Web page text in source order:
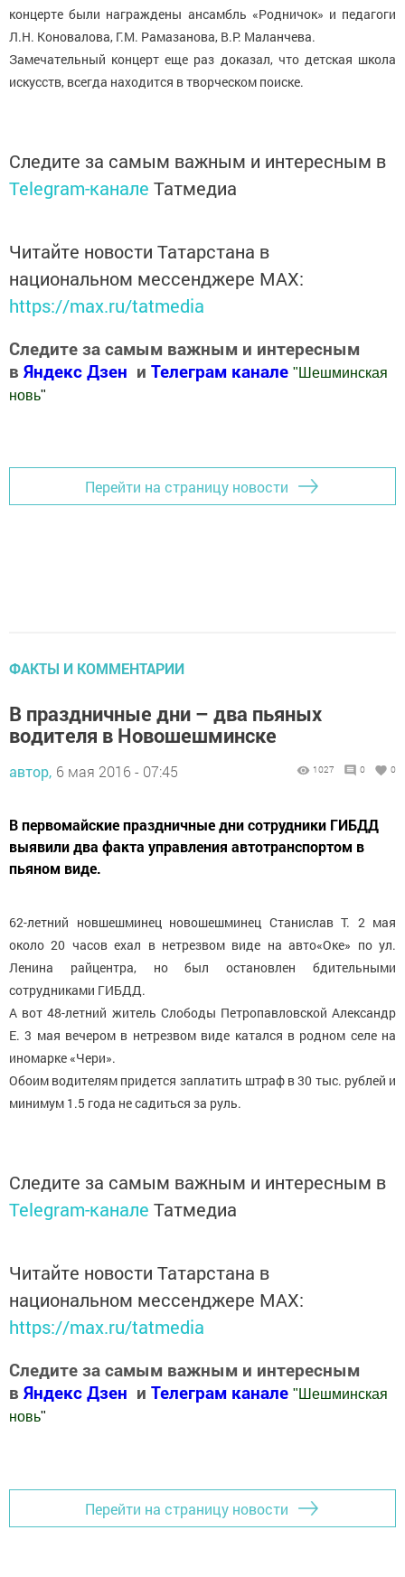
концерте были награждены ансамбль «Родничок» и педагоги
Л.Н. Коновалова, Г.М. Рамазанова, В.Р. Маланчева.
Замечательный концерт еще раз доказал, что детская школа
искусств, всегда находится в творческом поиске.
Следите за самым важным и интересным в
Telegram-канале Татмедиа
Читайте новости Татарстана в
национальном мессенджере MАХ:
https://max.ru/tatmedia
Следите за самым важным и интересным
в Яндекс Дзен и Телеграм канале " Шешминская
новь"
Перейти на страницу новости
ФАКТЫ И КОММЕНТАРИИ
В праздничные дни – два пьяных
водителя в Новошешминске
автор, 6 мая 2016 - 07:45 1027 0 0
В первомайские праздничные дни сотрудники ГИБДД
выявили два факта управления автотранспортом в
пьяном виде.
62-летний новшешминец новошешминец Станислав Т. 2 мая
около 20 часов ехал в нетрезвом виде на авто«Оке» по ул.
Ленина райцентра, но был остановлен бдительными
сотрудниками ГИБДД.
А вот 48-летний житель Слободы Петропавловской Александр
Е. 3 мая вечером в нетрезвом виде катался в родном селе на
иномарке «Чери».
Обоим водителям придется заплатить штраф в 30 тыс. рублей и
минимум 1.5 года не садиться за руль.
Следите за самым важным и интересным в
Telegram-канале Татмедиа
Читайте новости Татарстана в
национальном мессенджере MАХ:
https://max.ru/tatmedia
Следите за самым важным и интересным
в Яндекс Дзен и Телеграм канале "Шешминская
новь"
Перейти на страницу новости